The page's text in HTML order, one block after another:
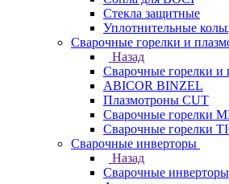
Стекла защитные
Уплотнительные
Сварочные горелки и
Назад
Сварочные горелки и
ABICOR BINZEL
Плазмотроны CUT
Сварочные горелки
Сварочные горелки
Сварочные инверторы
Назад
Сварочные инверторы